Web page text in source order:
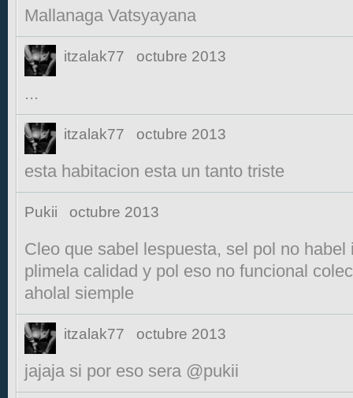
Mallanaga Vatsyayana
itzalak77 octubre 2013
...
itzalak77 octubre 2013
esta habitacion esta un tanto triste
Pukii octubre 2013
Cleo que sabel lespuesta, sel pol no habel
plimela calidad y pol eso no funcional
aholal siemple
itzalak77 octubre 2013
jajaja si por eso sera @pukii